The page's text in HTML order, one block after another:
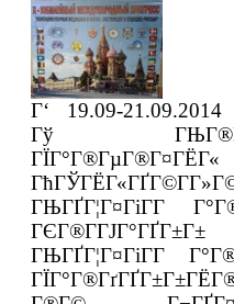
Г‘ 19.09-
Гў
ГЊГҐГ¦Г¤ГіГ­Г
ГЄГ®Г­ГЈГ°ГҐГ±Г±
ГЊГҐГ¦Г¤ГіГ­Г